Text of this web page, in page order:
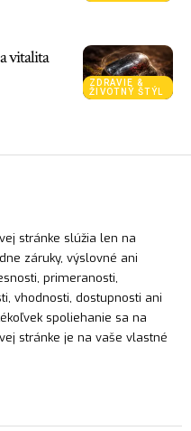
ZDRAVIE &
ŽIVOTNÝ ŠTÝL
vitalita
stránke slúžia len na
záruky, výslovné ani
primeranosti,
vhodnosti, dostupnosti ani
spoliehanie sa na
stránke je na vaše vlastné